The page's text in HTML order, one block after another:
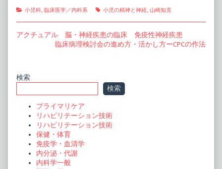
Categories
小児科, 臨床医学／内科系 Tags
小児の精神と神経, 山崎知克
投
ビ
ゲ
Previous
アクチュアル 脳・神経疾患の臨床 免疫性神経疾患
Next
臨床病理検討会の進め方・活かし方ーCPCの作法
Primary
Sidebar
検索
検索
プライマリケア
リハビリテーション技術
リハビリテーション技術
保健・体育
免疫学・血清学
内分泌・代謝
内科学一般